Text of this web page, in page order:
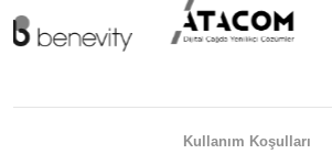
Kullanım Koşulları